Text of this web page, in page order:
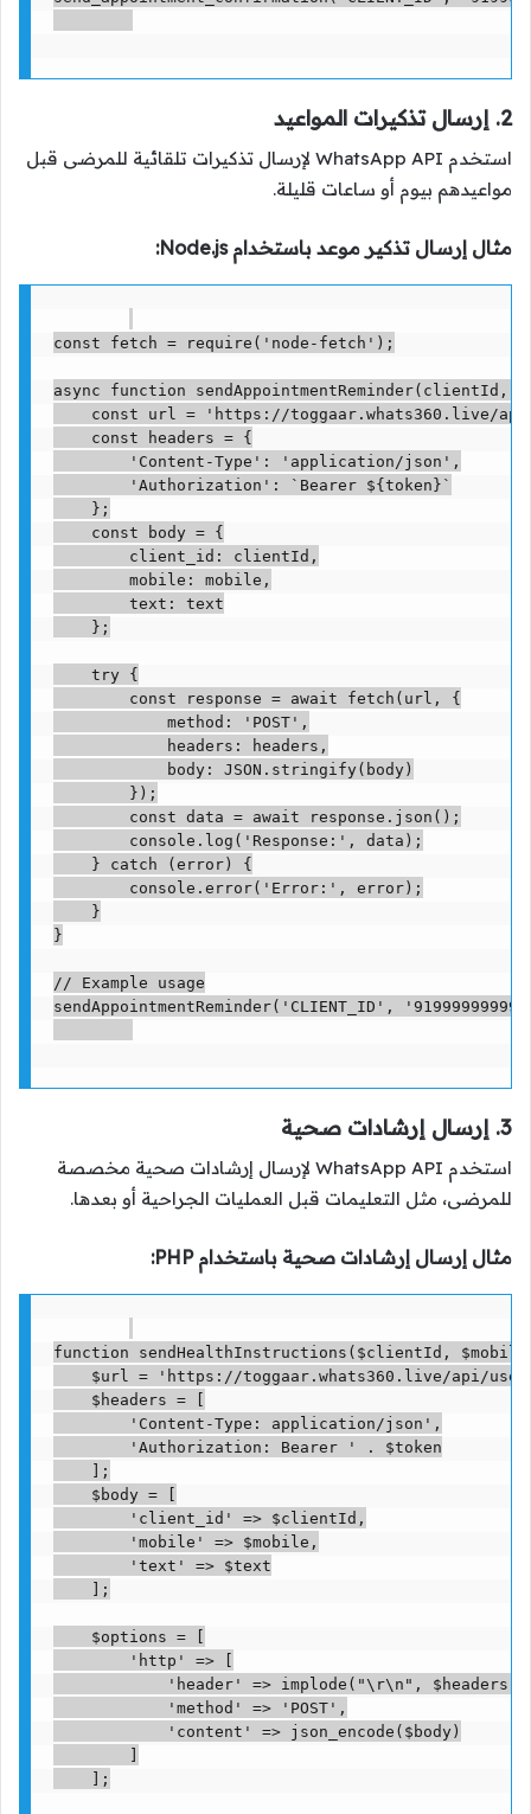
2. إرسال تذكيرات المواعيد
استخدم WhatsApp API لإرسال تذكيرات تلقائية للمرضى قبل
مواعيدهم بيوم أو ساعات قليلة.
مثال إرسال تذكير موعد باستخدام Node.js:
const fetch = require('node-fetch');
async function
const url = 'https://toggaar.whats360.live/
    const headers = {
        'Content-Type': 'application/json',
        'Authorization': `Bearer ${token}`
    };
    const body = {
        client_id: clientId,
        mobile: mobile,
        text: text
    };
    try {
        const response = await fetch(url, {
            method: 'POST',
            headers: headers,
            body: JSON.stringify(body)
        });
        const data = await response.json();
        console.log('Response:', data);
    } catch (error) {
        console.error('Error:', error);
    }
}
// Example usage
sendAppointmentReminder('CLIENT_ID',
3. إرسال إرشادات صحية
استخدم WhatsApp API لإرسال إرشادات صحية مخصصة
للمرضى، مثل التعليمات قبل العمليات الجراحية أو بعدها.
مثال إرسال إرشادات صحية باستخدام PHP:
function sendHealthInstructions($clientId,
$url = 'https://toggaar.whats360.live/api/
    $headers = [
        'Content-Type: application/json',
        'Authorization: Bearer ' . $token
    ];
    $body = [
        'client_id' => $clientId,
        'mobile' => $mobile,
        'text' => $text
    ];
    $options = [
        'http' => [
            'header' => implode("\r\n", $headers),
            'method' => 'POST',
            'content' => json_encode($body)
    ];